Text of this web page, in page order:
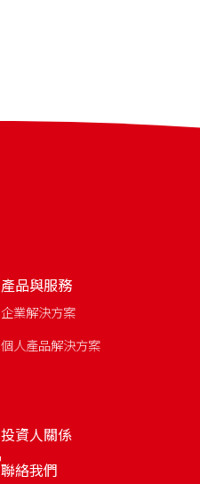
產品與服務
企業解決方案
個人產品解決方案
投資人關係
聯絡我們